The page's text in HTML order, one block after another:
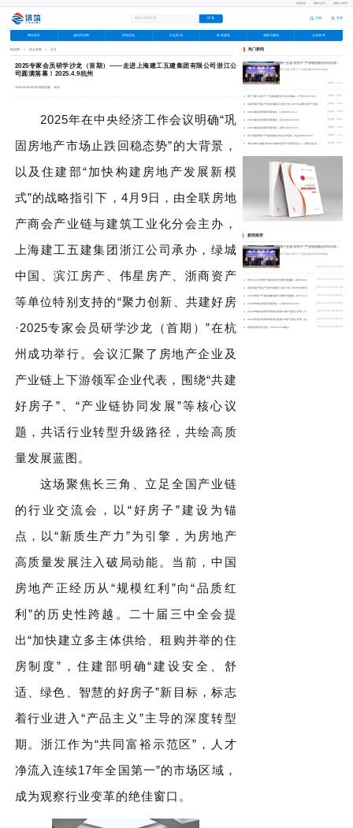
返回首页 链筑公众号 链筑云小程序
注册 登录
网站首页 诚信供应商 招采信息 行业资讯 标准规划 装配式建筑 企业商库
链筑网 优企考察 正文
2025专家会员研学沙龙（首期）——走进上海建工五建集团有限公司浙江公
司圆满落幕！2025.4.9杭州
2025-04-09 00:00:00阅读量：3033
2025年在中央经济工作会议明确“巩
固房地产市场止跌回稳态势”的大背景，
以及住建部“加快构建房地产发展新模
式”的战略指引下，4月9日，由全联房地
产商会产业链与建筑工业化分会主办，
上海建工五建集团浙江公司承办，绿城
中国、滨江房产、伟星房产、浙商资产
等单位特别支持的“聚力创新、共建好房
·2025专家会员研学沙龙（首期）”在杭
州成功举行。会议汇聚了房地产企业及
产业链上下游领军企业代表，围绕“共建
好房子”、“产业链协同发展”等核心议
题，共话行业转型升级路径，共绘高质
量发展蓝图。
这场聚焦长三角、立足全国产业链
的行业交流会，以“好房子”建设为锚
点，以“新质生产力”为引擎，为房地产
高质量发展注入破局动能。当前，中国
房地产正经历从“规模红利”向“品质红
利”的历史性跨越。二十届三中全会提
出“加快建立多主体供给、租购并举的住
房制度”，住建部明确“建设安全、舒
适、绿色、智慧的好房子”新目标，标志
着行业进入“产品主义”主导的深度转型
期。浙江作为“共同富裕示范区”，人才
净流入连续17年全国第一”的市场区域 ，
成为观察行业变革的绝佳窗口。
热门新闻
第十五届 “好房子” 产业链创新合作论坛华东站（上海2026.6.17）
第十五届 “好房子” 产业链创新合作论坛华东站
● 第十五届 “好房子” 产业链创新合作论坛华南站（广州2026.4.24）
●
● 2025诚信供应商评审座谈会（上海2025.11.7）
● 2025诚信供应商评审座谈会（北京2025.10.18）
● 2025诚信供应商评审座谈会（深圳 2025.9.27）
● 第十四届房地产产业链创新合作论坛华北站（北京2025.8.22）
● “聚力创新·共建好房2025成都“好房子”私享交流会——寻麓之旅·走进麓湖生态城”圆满落幕：共筑时代好房新篇章！2025.8.1成都
新闻推荐
第十五届 “好房子” 产业链创新合作论坛华东站（上海2026.6.17）
第十五届 “好房子” 产业链创新合作论坛华东站
●
● 全联房地产商会产业链与建筑工业化分会·2025年会暨“好房子”创新发展大会（北京2025.12.20）
●
● 2023华东站专家评审座谈会（上海2023.10.20）
● 2023华南站专家评审座谈会及第23期产业链公开课（广州2023.10.21）
● 2023华北站专家评审座谈会及第22期产业链公开课（北京2023.9.22）
● 链筑年度私享交流会（2023.8.18佛山）